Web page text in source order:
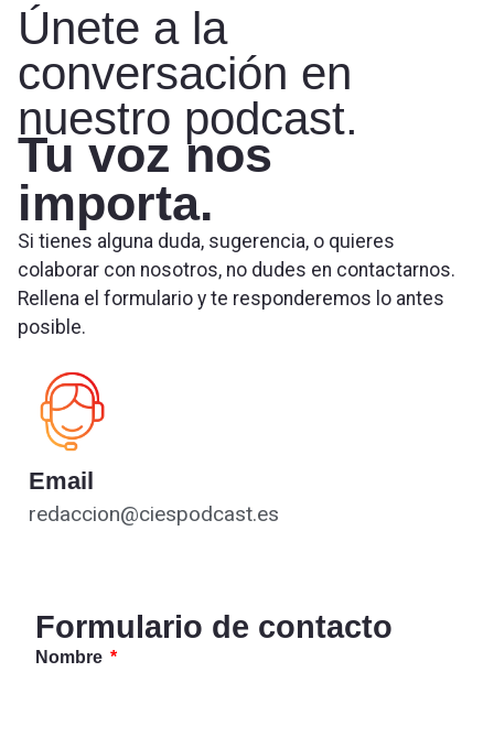
Únete a la
conversación en
nuestro podcast.
Tu voz nos
importa.
Si tienes alguna duda, sugerencia, o quieres
colaborar con nosotros, no dudes en contactarnos.
Rellena el formulario y te responderemos lo antes
posible.
Email
redaccion@ciespodcast.es
Formulario de contacto
Nombre